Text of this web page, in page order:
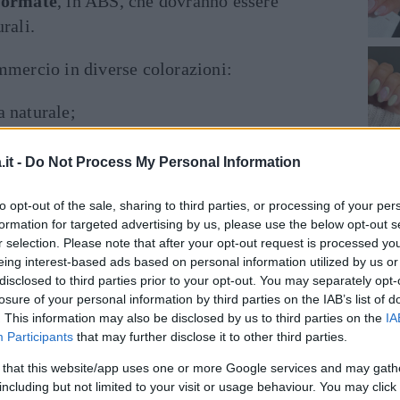
- Do Not Process My Personal Information
opt-out of the sale, sharing to third parties, or processing of your
for targeted advertising by us, please use the below opt-out
selection. Please note that after your opt-out request is processed
interest-based ads based on personal information utilized by us
to third parties prior to your opt-out. You may separately
of your personal information by third parties on the IAB’s list of
This information may also be disclosed by us to third parties on the
Participants that may further disclose it to other third parties.
that this website/app uses one or more Google services and may
but not limited to your visit or usage behaviour. You may
in diverse colorazioni:
naturale;
ed effetti sotto vetro;
french manicure;
ottenere una french colorata e originale.
trovaretip in diverse misurazioni(10/11)
di tutte le unghie della mano. Si possono
separati per ogni numero e in